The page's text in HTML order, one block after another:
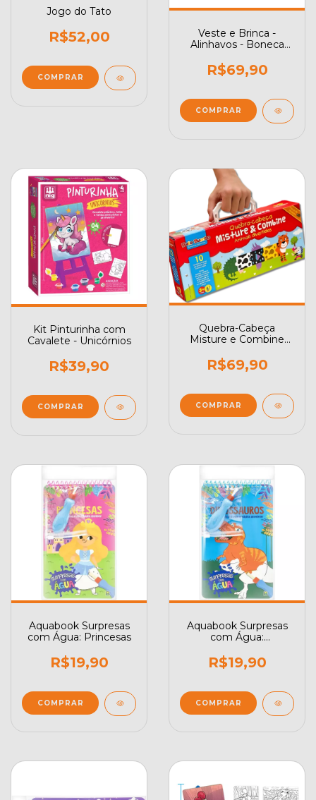
Jogo do Tato
R$52,00
Veste e Brinca -
Alinhavos - Boneca
R$69,90
Kit Pinturinha com
Cavalete - Unicórnios
R$39,90
Quebra-Cabeça
Misture e Combine
R$69,90
Aquabook Surpresas
com Água: Princesas
R$19,90
Aquabook Surpresas
com Água:
R$19,90